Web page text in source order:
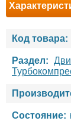
Код товара:
Раздел:
Состояние: